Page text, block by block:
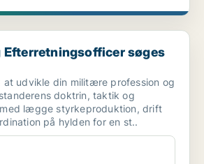
søges til Intel...
Efterretningsofficer søges
udvikle din militære profession og
doktrin, taktik og
lægge styrkeproduktion, drift
på hylden for en st..